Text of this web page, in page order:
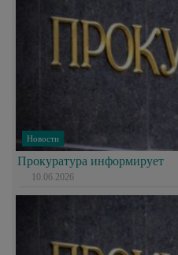
Новости
Прокуратура информирует
10.06.2026